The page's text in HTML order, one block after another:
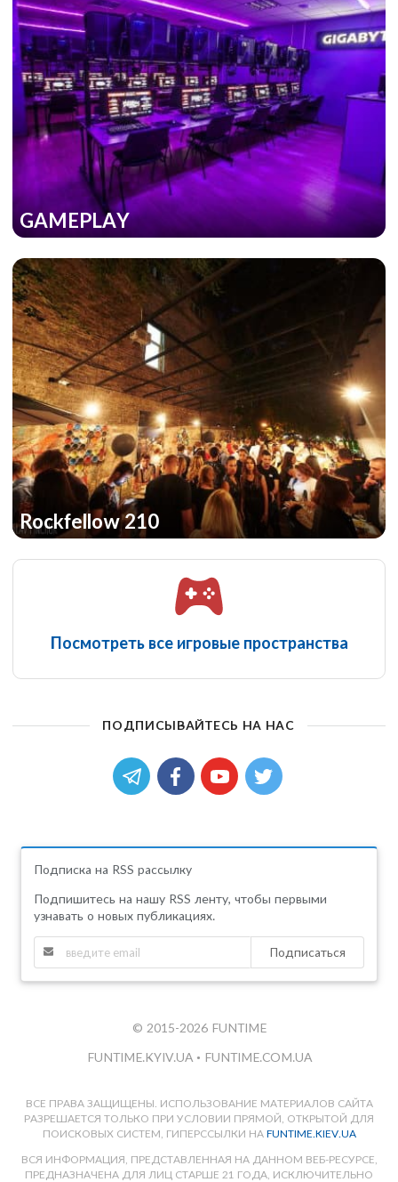
GAMEPLAY
Rockfellow 210
Посмотреть все игровые пространства
ПОДПИСЫВАЙТЕСЬ НА НАС
Подписка на RSS рассылку
Подпишитесь на нашу RSS ленту, чтобы первыми
узнавать о новых публикациях.
Подписаться
© 2015-2026 FUNTIME
FUNTIME.KYIV.UA • FUNTIME.COM.UA
ВСЕ ПРАВА ЗАЩИЩЕНЫ. ИСПОЛЬЗОВАНИЕ МАТЕРИАЛОВ САЙТА
РАЗРЕШАЕТСЯ ТОЛЬКО ПРИ УСЛОВИИ ПРЯМОЙ, ОТКРЫТОЙ ДЛЯ
ПОИСКОВЫХ СИСТЕМ, ГИПЕРССЫЛКИ НА FUNTIME.KIEV.UA
ВСЯ ИНФОРМАЦИЯ, ПРЕДСТАВЛЕННАЯ НА ДАННОМ ВЕБ-РЕСУРСЕ,
ПРЕДНАЗНАЧЕНА ДЛЯ ЛИЦ СТАРШЕ 21 ГОДА, ИСКЛЮЧИТЕЛЬНО